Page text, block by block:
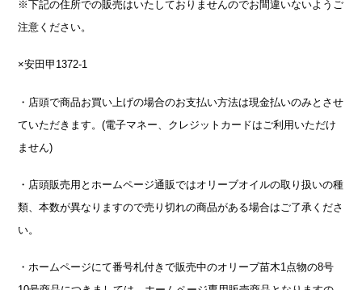
※下記の住所での販売はいたしておりませんのでお間違いないようご
注意ください。
×安田甲1372-1
・店頭で商品お買い上げの場合のお支払い方法は現金払いのみとさせ
ていただきます。(電子マネー、クレジットカードはご利用いただけ
ません)
・店頭販売用とホームページ通販ではオリーブオイルの取り扱いの種
類、本数が異なりますので売り切れの商品がある場合はご了承くださ
い。
・ホームページにて番号札付きで販売中のオリーブ苗木1点物の8号